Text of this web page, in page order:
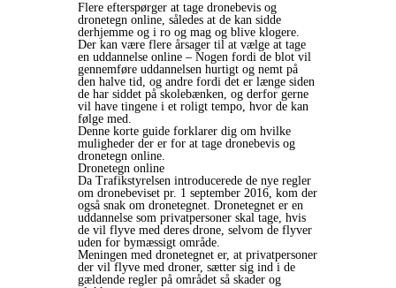
Flere efterspørger at tage dronebevis og
dronetegn online, således at de kan sidde
derhjemme og i ro og mag og blive klogere.
Der kan være flere årsager til at vælge at tage
en uddannelse online – Nogen fordi de blot vil
gennemføre uddannelsen hurtigt og nemt på
den halve tid, og andre fordi det er længe siden
de har siddet på skolebænken, og derfor gerne
vil have tingene i et roligt tempo, hvor de kan
følge med.
Denne korte guide forklarer dig om hvilke
muligheder der er for at tage dronebevis og
dronetegn online.
Dronetegn online
Da Trafikstyrelsen introducerede de nye regler
om dronebeviset pr. 1 september 2016, kom der
også snak om dronetegnet. Dronetegnet er en
uddannelse som privatpersoner skal tage, hvis
de vil flyve med deres drone, selvom de flyver
uden for bymæssigt område.
Meningen med dronetegnet er, at privatpersoner
der vil flyve med droner, sætter sig ind i de
gældende regler på området så skader og